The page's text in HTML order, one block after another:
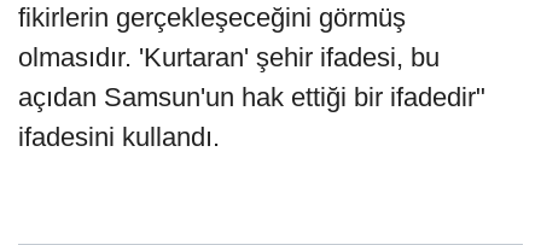
fikirlerin gerçekleşeceğini görmüş
olmasıdır. 'Kurtaran' şehir ifadesi, bu
açıdan Samsun'un hak ettiği bir ifadedir"
ifadesini kullandı.